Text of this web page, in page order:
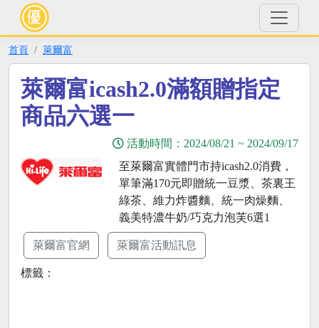
首頁 萊爾富
萊爾富icash2.0滿額贈指定
商品六選一
活動時間： 2024/08/21 ~ 2024/09/17
至萊爾富實體門市持icash2.0消費，
單筆滿170元即贈統一豆漿、茶裏王
綠茶、維力炸醬麵、統一肉燥麵、
義美特濃牛奶/巧克力泡芙6選1
萊爾富官網 萊爾富活動訊息
標籤：